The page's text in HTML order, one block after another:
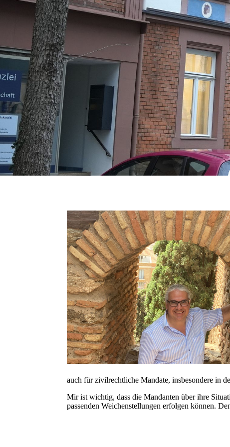
auch für zivilrechtliche Mandate, insbesondere in
Mir ist wichtig, dass die Mandanten über ihre
passenden Weichenstellungen erfolgen können.